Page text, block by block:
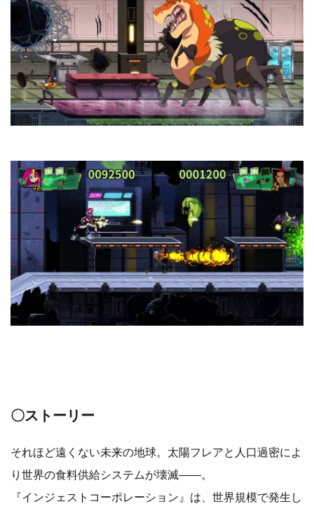
〇ストーリー
それほど遠くない未来の地球。太陽フレアと人口過密によ
り世界の食料供給システムが壊滅――。
『インジェストコーポレーション』は、世界規模で発生し